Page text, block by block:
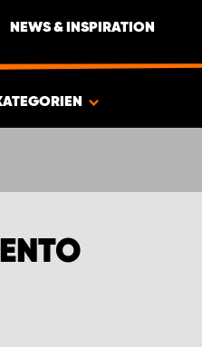
NEWS & INSPIRATION